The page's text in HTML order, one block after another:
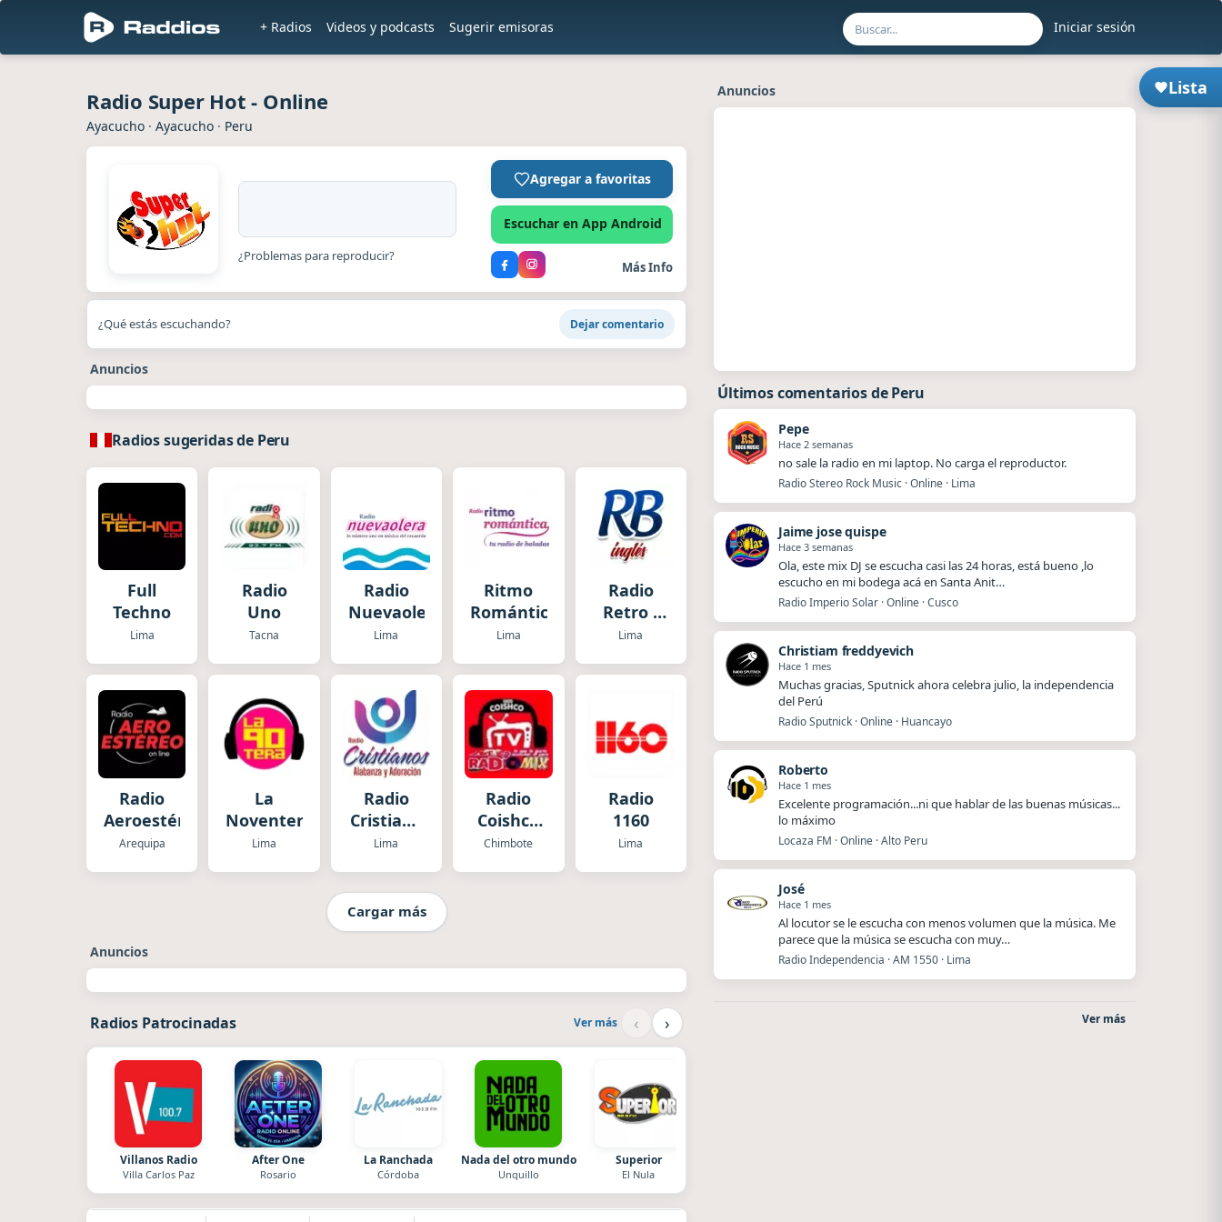
Iniciar sesión
+ Radios Videos y podcasts Sugerir emisoras
Lista
Radio Super Hot - Online
Ayacucho · Ayacucho · Peru
¿Problemas para reproducir?
Agregar a favoritas
Escuchar en App Android
Más Info
¿Qué estás escuchando? Dejar comentario
Anuncios
Radios sugeridas de Peru
Full
Techno
Lima
Radio
Uno
Tacna
Radio
Nuevaolera
Lima
Ritmo
Romántica
Lima
Radio
Retro -
Baladas
Lima
Radio
Aeroestéreo
Arequipa
La
Noventera
Lima
Radio
Cristiana
-
Adoración
Lima
Radio
Coishco
TV Mi
Chimbote
Radio
1160
Lima
Cargar más
Anuncios
Radios Patrocinadas Ver más ‹ ›
Villanos Radio
Villa Carlos Paz
After One
Rosario
La Ranchada
Córdoba
Nada del otro mundo
Unquillo
Superior
El Nula
Anuncios
Últimos comentarios de Peru
Pepe
Hace 2 semanas
no sale la radio en mi laptop. No carga el reproductor.
Radio Stereo Rock Music · Online · Lima
Jaime jose quispe
Hace 3 semanas
Ola, este mix DJ se escucha casi las 24 horas, está bueno ,lo
escucho en mi bodega acá en Santa Anit…
Radio Imperio Solar · Online · Cusco
Christiam freddyevich
Hace 1 mes
Muchas gracias, Sputnick ahora celebra julio, la independencia
del Perú
Radio Sputnick · Online · Huancayo
Roberto
Hace 1 mes
Excelente programación...ni que hablar de las buenas músicas...
lo máximo
Locaza FM · Online · Alto Peru
José
Hace 1 mes
Al locutor se le escucha con menos volumen que la música. Me
parece que la música se escucha con muy…
Radio Independencia · AM 1550 · Lima
Ver más